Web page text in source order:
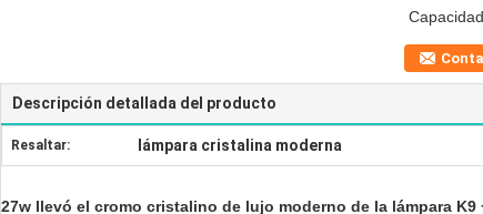
Descripción detallada del producto
Resaltar: lámpara cristalina moderna
27w llevó el cromo cristalino de lujo moderno de la lámpara